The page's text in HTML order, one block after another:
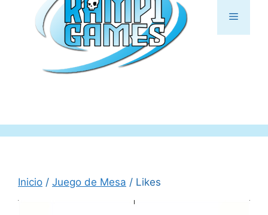
Menú
Inicio / Juego de Mesa / Likes